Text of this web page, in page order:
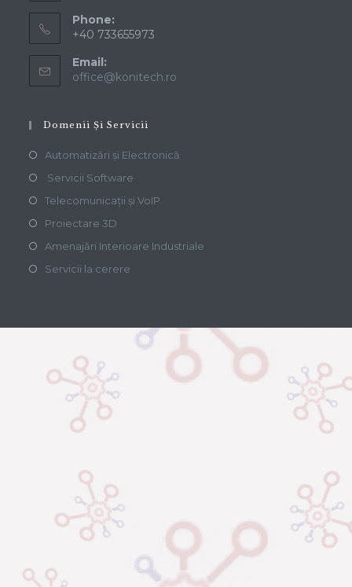
Phone:
+40 733655973
Email:
office@konitech.ro
Domenii Și Servicii
Automatizări și Electronică
Servicii Software
Telecomunicații și VoIP
Proiectare 3D
Amenajări Interioare Industriale
Servicii la cerere